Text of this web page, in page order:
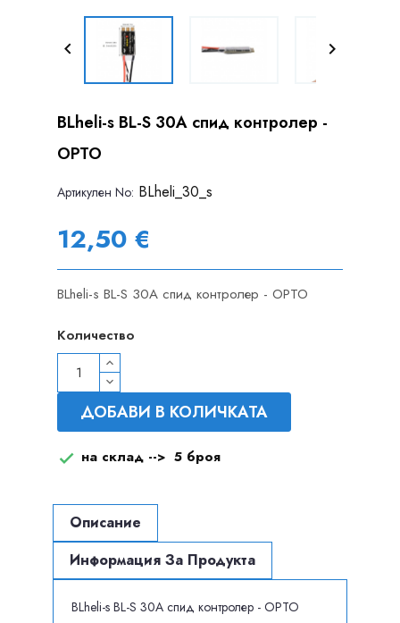
 
BLheli-s BL-S 30A спид контролер -
OPTO
Артикулен Nо: BLheli_30_s
12,50 €
BLheli-s BL-S 30A спид контролер - OPTO
Количество
ДОБАВИ В КОЛИЧКАТА
 на склад --> 5 броя
Описание
Информация За Продукта
BLheli-s BL-S 30A спид контролер - OPTO